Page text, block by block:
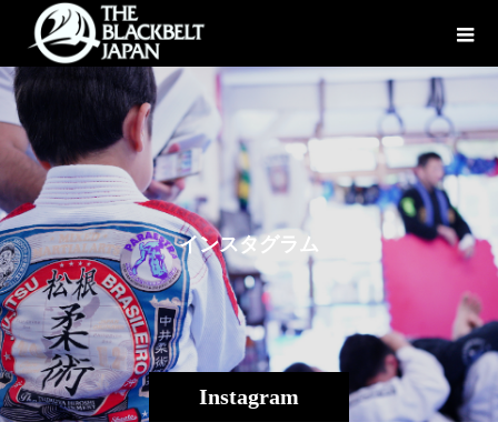
Instagram
インスタグラ ム